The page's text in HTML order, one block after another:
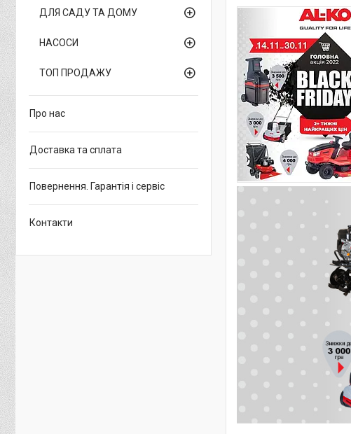
ДЛЯ САДУ ТА ДОМУ
НАСОСИ
ТОП ПРОДАЖУ
Про нас
Доставка та сплата
Повернення. Гарантія і сервіс
Контакти